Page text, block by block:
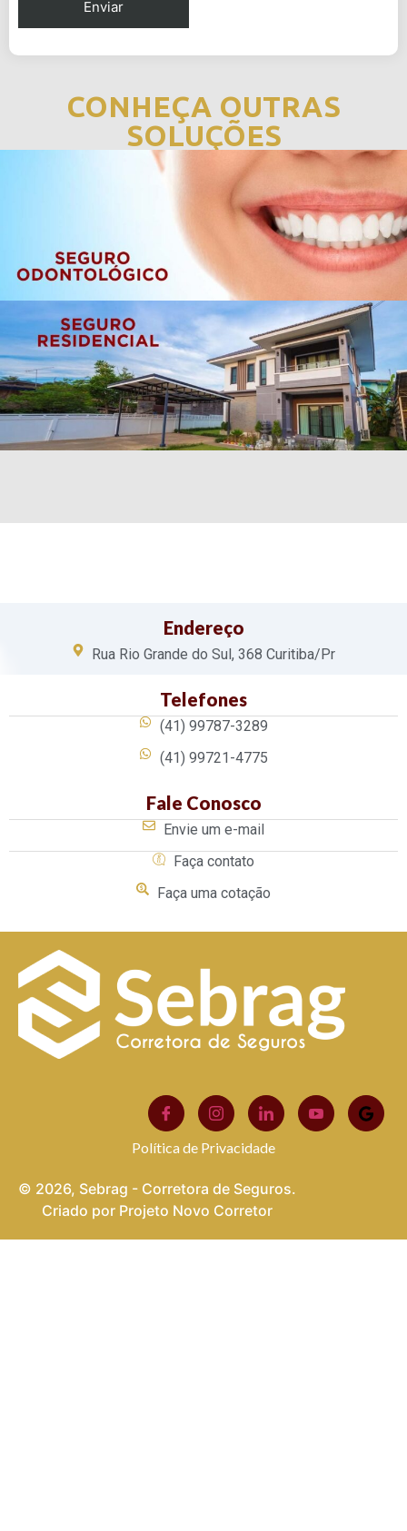
CONHEÇA OUTRAS
SOLUÇÕES
Endereço
Rua Rio Grande do Sul, 368 Curitiba/Pr
Telefones
(41) 99787-3289
(41) 99721-4775
Fale Conosco
Envie um e-mail
Faça contato
Faça uma cotação
© 2026, Sebrag - Corretora de Seguros.
Criado por Projeto Novo Corretor
Política de Privacidade